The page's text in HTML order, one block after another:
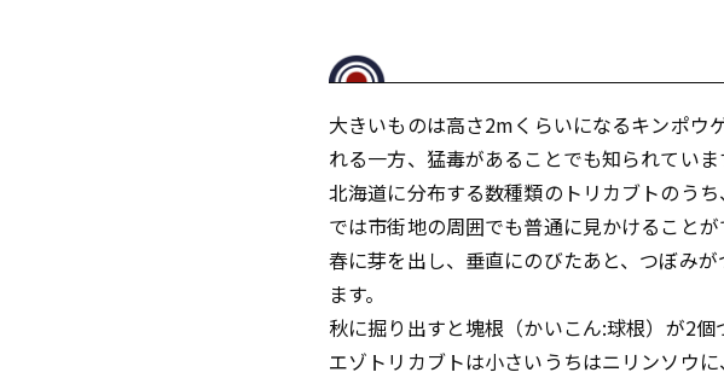
大きいものは高さ2mくらいになるキンポウ
れる一方、猛毒があることでも知られていま
北海道に分布する数種類のトリカブトのう
では市街地の周囲でも普通に見かけることが
春に芽を出し、垂直にのびたあと、つぼみ
ます。
秋に掘り出すと塊根（かいこん:球根）が2個
エゾトリカブトは小さいうちはニリンソウ